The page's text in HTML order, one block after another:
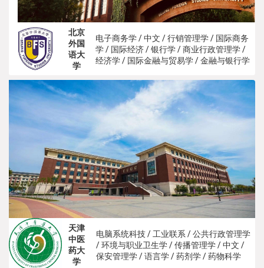
北京
外国
语大
学
电子商务学 / 中文 / 行销管理学 / 国际商务
学 / 国际经济 / 银行学 / 商业行政管理学 /
经济学 / 国际金融与贸易学 / 金融与银行学
天津
中医
药大
学
电脑系统科技 / 工业联系 / 公共行政管理学
/ 环境与职业卫生学 / 传播管理学 / 中文 /
保安管理学 / 语言学 / 药剂学 / 药物科学